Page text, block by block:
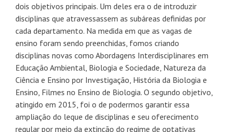
dois objetivos principais. Um deles era o de introduzir
disciplinas que atravessassem as subáreas definidas por
cada departamento. Na medida em que as vagas de
ensino foram sendo preenchidas, fomos criando
disciplinas novas como Abordagens Interdisciplinares em
Educação Ambiental, Biologia e Sociedade, Natureza da
Ciência e Ensino por Investigação, História da Biologia e
Ensino, Filmes no Ensino de Biologia. O segundo objetivo,
atingido em 2015, foi o de podermos garantir essa
ampliação do leque de disciplinas e seu oferecimento
regular por meio da extinção do regime de optativas